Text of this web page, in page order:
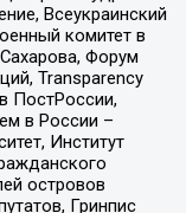
Всеукраинский
комитет в
Форум
Transparеncy
ПостРоссии,
в России –
Институт
островов
Гринпис